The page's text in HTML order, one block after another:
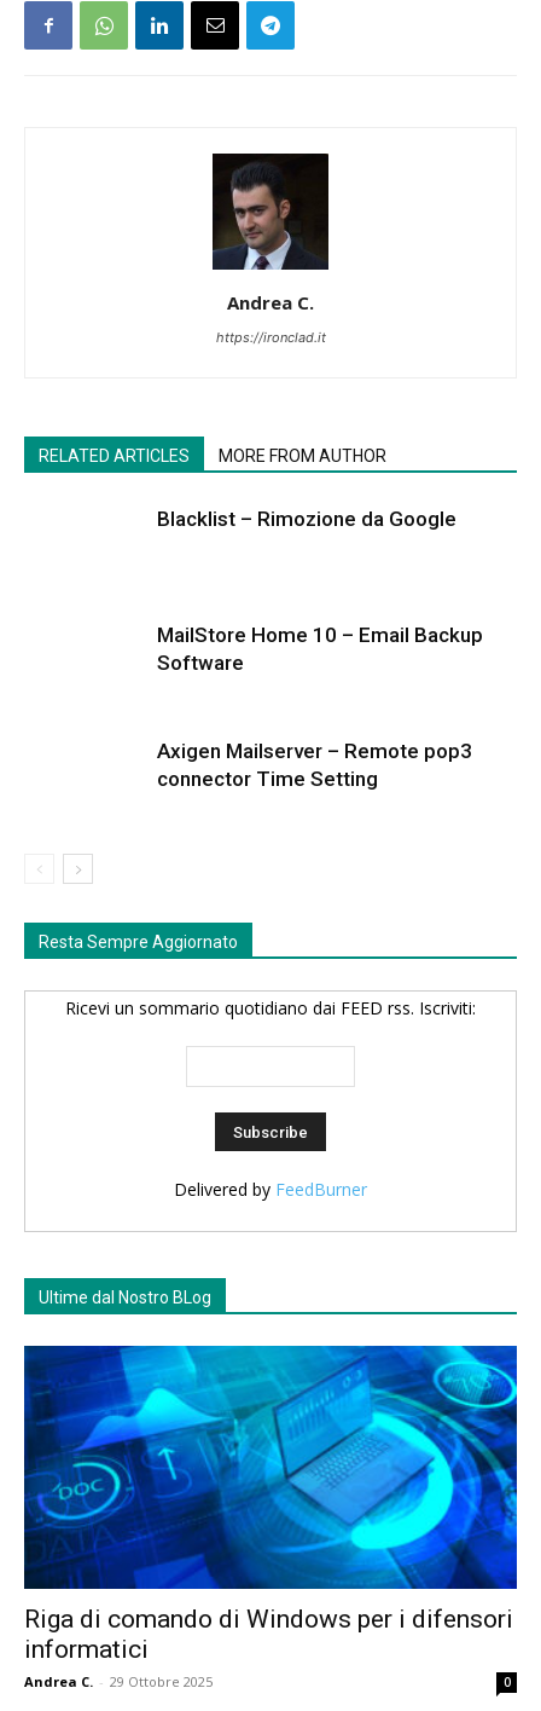
Andrea C.
https://ironclad.it
RELATED ARTICLES MORE FROM AUTHOR
Blacklist – Rimozione da Google
MailStore Home 10 – Email Backup
Software
Axigen Mailserver – Remote pop3
connector Time Setting
Resta Sempre Aggiornato
Ricevi un sommario quotidiano dai FEED rss. Iscriviti:
Delivered by FeedBurner
Ultime dal Nostro BLog
Riga di comando di Windows per i difensori
informatici
Andrea C. - 29 Ottobre 2025 0